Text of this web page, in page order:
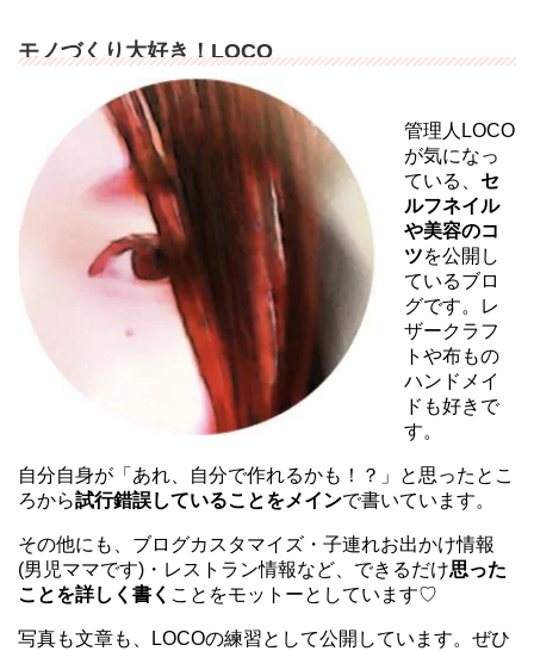
モノづくり大好き！LOCO
管理人LOCO
が気になっ
ている、 セ
ルフネイル
や美容のコ
ツを公開し
ているブロ
グです。レ
ザークラフ
トや布もの
ハンドメイ
ドも好きで
す。
自分自身が「あれ、自分で作れるかも！？」と思ったとこ
ろから試行錯誤していることをメインで書いています。
その他にも、ブログカスタマイズ・子連れお出かけ情報
(男児ママです)・レストラン情報など、できるだけ思った
ことを詳しく書く ことをモットーとしています♡
写真も文章も、LOCOの練習として公開しています。ぜひ